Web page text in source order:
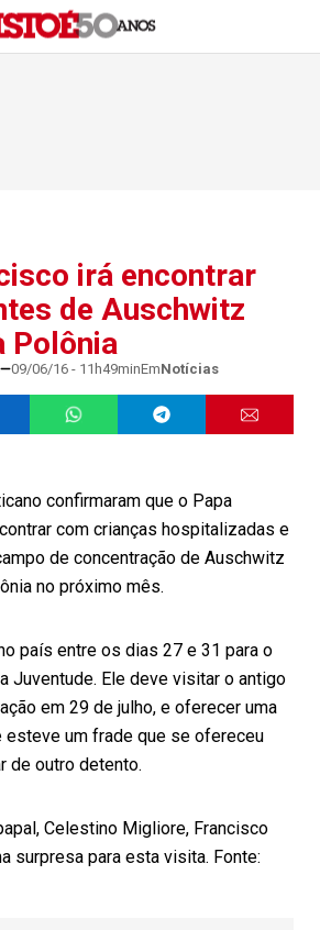
irá encontrar
de Auschwitz
Polônia
09/06/16 - 11h49minEmNotícias
confirmaram que o Papa
com crianças hospitalizadas e
de concentração de Auschwitz
no próximo mês.
país entre os dias 27 e 31 para o
Juventude. Ele deve visitar o antigo
em 29 de julho, e oferecer uma
esteve um frade que se ofereceu
de outro detento.
Celestino Migliore, Francisco
surpresa para esta visita. Fonte: